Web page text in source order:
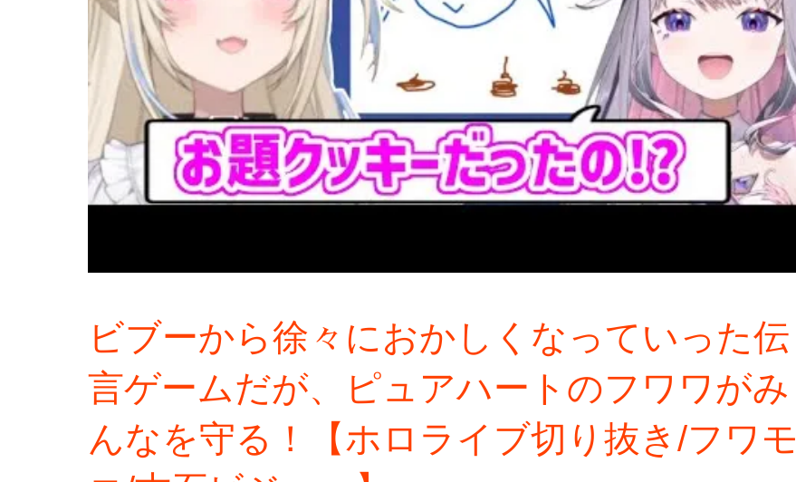
ビブーから徐々におかしくなっていった伝
言ゲームだが、ピュアハートのフワワがみ
んなを守る！【ホロライブ切り抜き/フワモ